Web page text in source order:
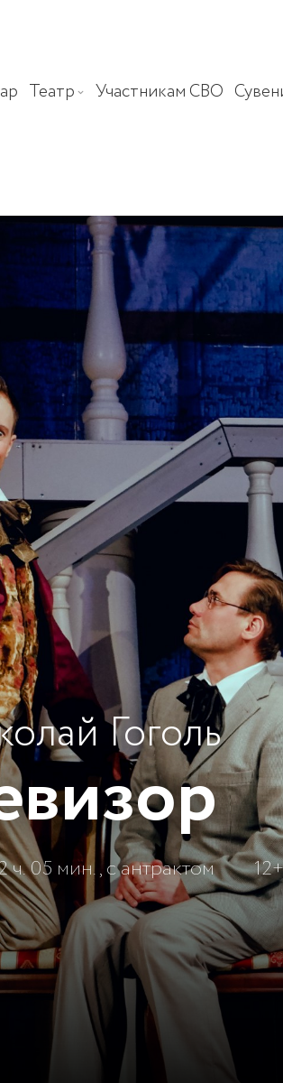
Театр Участникам СВО
Гоголь
ч. 05 мин., с антрактом